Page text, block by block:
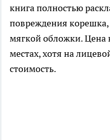
книга полностью
повреждения корешка,
мягкой обложки. Цена
местах, хотя на
стоимость.